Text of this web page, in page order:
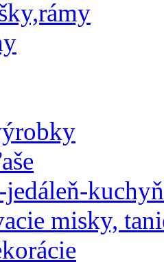
misky,